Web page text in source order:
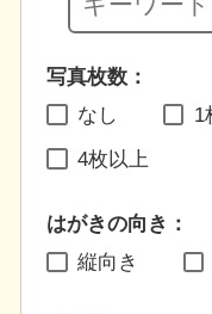
写真枚数：
なし
1
4枚以上
はがきの向き：
縦向き